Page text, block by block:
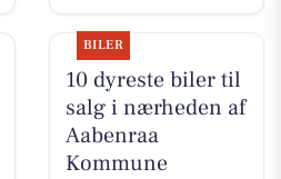
BILER
10 dyreste biler til
salg i nærheden af
Aabenraa
Kommune